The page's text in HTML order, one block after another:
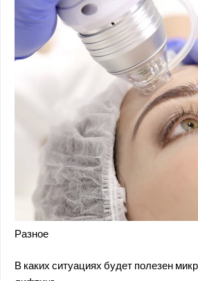
Разное
В каких ситуациях будет полезен